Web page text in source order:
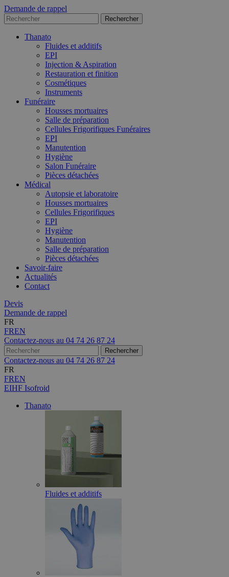
Demande de rappel
Thanato
Fluides et additifs
EPI
Injection & Aspiration
Restauration et finition
Cosmétiques
Instruments
Funéraire
Housses mortuaires
Salle de préparation
Cellules Frigorifiques Funéraires
EPI
Manutention
Hygiène
Salon Funéraire
Pièces détachées
Médical
Autopsie et laboratoire
Housses mortuaires
Cellules Frigorifiques
EPI
Hygiène
Manutention
Salle de préparation
Pièces détachées
Savoir-faire
Actualités
Contact
Devis
Demande de rappel
FR
FREN
Contactez-nous au 04 74 26 87 24
Contactez-nous au 04 74 26 87 24
FR
FREN
EIHF Isofroid
Thanato
Fluides et additifs